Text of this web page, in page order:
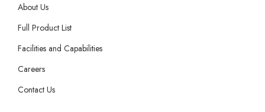
About Us
Full Product List
Facilities and Capabilities
Careers
Contact Us